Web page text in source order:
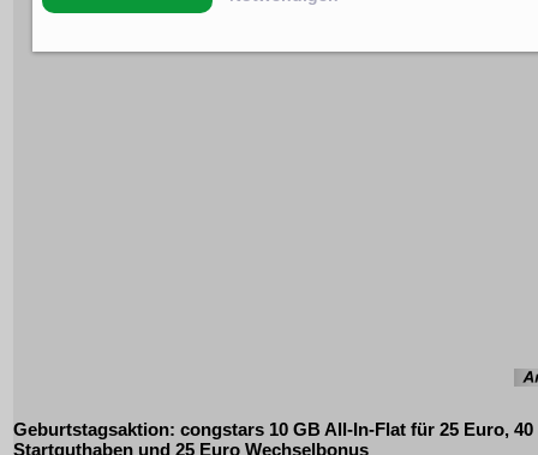
Geburtstagsaktion: congstars 10 GB All-In-Flat für 25 Euro, 40
Startguthaben und 25 Euro Wechselbonus